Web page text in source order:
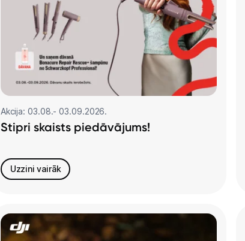
Akcija: 03.08.- 03.09.2026.
Stipri skaists piedāvājums!
Uzzini vairāk